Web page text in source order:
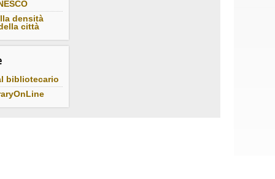
densità
città
bibliotecario